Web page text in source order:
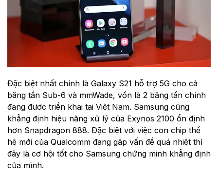
Đặc biệt nhất chính là Galaxy S21 hỗ trợ 5G cho cả
băng tần Sub-6 và mmWade, vốn là 2 băng tần chính
đang được triển khai tại Việt Nam. Samsung cũng
khẳng định hiệu năng xử lý của Exynos 2100 ổn định
hơn Snapdragon 888. Đặc biệt với việc con chip thế
hệ mới của Qualcomm đang gặp vấn đề quá nhiệt thì
đây là cơ hội tốt cho Samsung chứng minh khẳng định
của mình.